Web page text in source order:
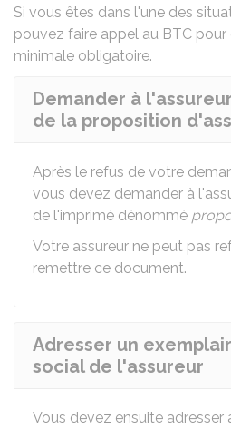
Si vous êtes dans l'une des
pouvez faire appel au BTC
minimale obligatoire.
Demander à
de la proposition
Après le refus de votre
vous devez demander à
de l'imprimé dénommé
Votre assureur ne peut pas
remettre ce document.
Adresser un
social de l'assureur
Vous devez ensuite adresser